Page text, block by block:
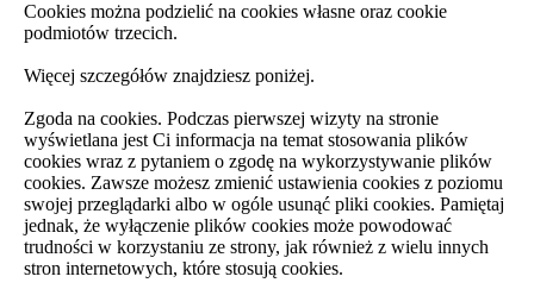
Cookies można podzielić na cookies własne oraz cookie
podmiotów trzecich.
Więcej szczegółów znajdziesz poniżej.
Zgoda na cookies. Podczas pierwszej wizyty na stronie
wyświetlana jest Ci informacja na temat stosowania plików
cookies wraz z pytaniem o zgodę na wykorzystywanie plików
cookies. Zawsze możesz zmienić ustawienia cookies z poziomu
swojej przeglądarki albo w ogóle usunąć pliki cookies. Pamiętaj
jednak, że wyłączenie plików cookies może powodować
trudności w korzystaniu ze strony, jak również z wielu innych
stron internetowych, które stosują cookies.